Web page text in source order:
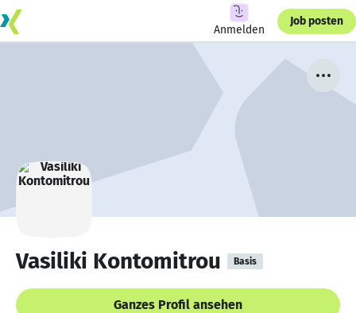
Anmelden
Job posten
Vasiliki Kontomitrou Basis
Ganzes Profil ansehen